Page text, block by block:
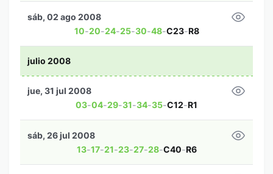
10-20-24-25-30-48-C23-R8
sáb, 02 ago 2008
julio 2008
03-04-29-31-34-35-C12-R1
jue, 31 jul 2008
13-17-21-23-27-28-C40-R6
sáb, 26 jul 2008